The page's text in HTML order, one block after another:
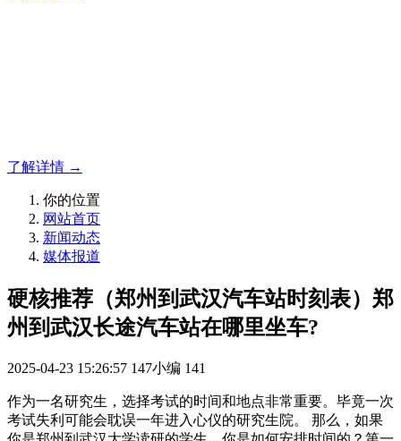
了解详情 →
你的位置
网站首页
新闻动态
媒体报道
硬核推荐（郑州到武汉汽车站时刻表）郑
州到武汉长途汽车站在哪里坐车?
2025-04-23 15:26:57 147小编 141
作为一名研究生，选择考试的时间和地点非常重要。毕竟一次
考试失利可能会耽误一年进入心仪的研究生院。 那么，如果